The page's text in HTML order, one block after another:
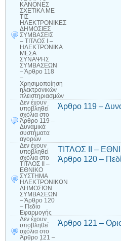
ΚΑΝΟΝΕΣ
ΣΧΕΤΙΚΑ ΜΕ
ΤΙΣ
ΗΛΕΚΤΡΟΝΙΚΕΣ
ΔΗΜΟΣΙΕΣ
ΣΥΜΒΑΣΕΙΣ
– ΤΙΤΛΟΣ Ι –
ΗΛΕΚΤΡΟΝΙΚΑ
ΜΕΣΑ
ΣΥΝΑΨΗΣ
ΣΥΜΒΑΣΕΩΝ
– Άρθρο 118
–
Χρησιμοποίηση
ηλεκτρονικών
πλειστηριασμών
Δεν έχουν
υποβληθεί
σχόλια στο
Άρθρο 119 –
Δυναμικά
συστήματα
αγορών
Άρθρο 119 –
Δεν έχουν
υποβληθεί
σχόλια στο
ΤΙΤΛΟΣ II –
ΕΘΝΙΚΟ
ΣΥΣΤΗΜΑ
ΗΛΕΚΤΡΟΝΙΚΩΝ
ΔΗΜΟΣΙΩΝ
ΣΥΜΒΑΣΕΩΝ
– Άρθρο 120
– Πεδίο
Εφαρμογής
ΤΙΤΛΟΣ II –
Άρθρο 120 –
Δεν έχουν
υποβληθεί
σχόλια στο
Άρθρο 121 –
Άρθρο 121 –